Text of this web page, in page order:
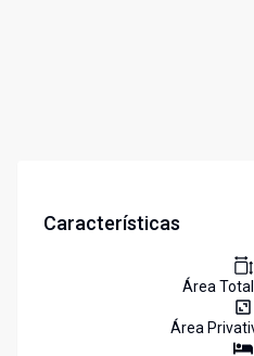
Características
Área Total
Área